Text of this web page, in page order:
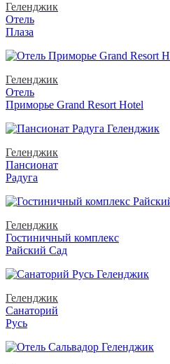
Геленджик
Отель
Плаза
Геленджик
Отель
Приморье Grand Resort Hotel
Геленджик
Пансионат
Радуга
Геленджик
Гостиничный комплекс
Райский Сад
Геленджик
Санаторий
Русь